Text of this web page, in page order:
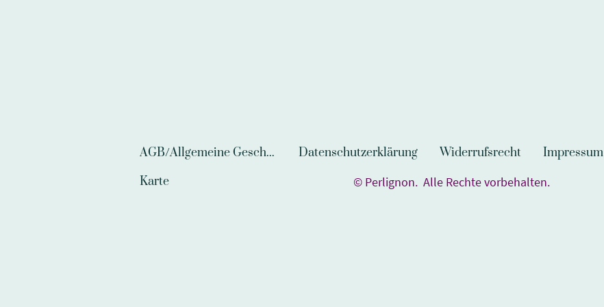
AGB/Allgemeine Geschäftsbedingungen Datenschutzerklärung Widerrufsrecht Impressum
Karte
© Perlignon. Alle Rechte vorbehalten.